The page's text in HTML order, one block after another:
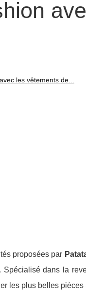
les vêtements de...
proposées par
dans la
les plus belles pièces